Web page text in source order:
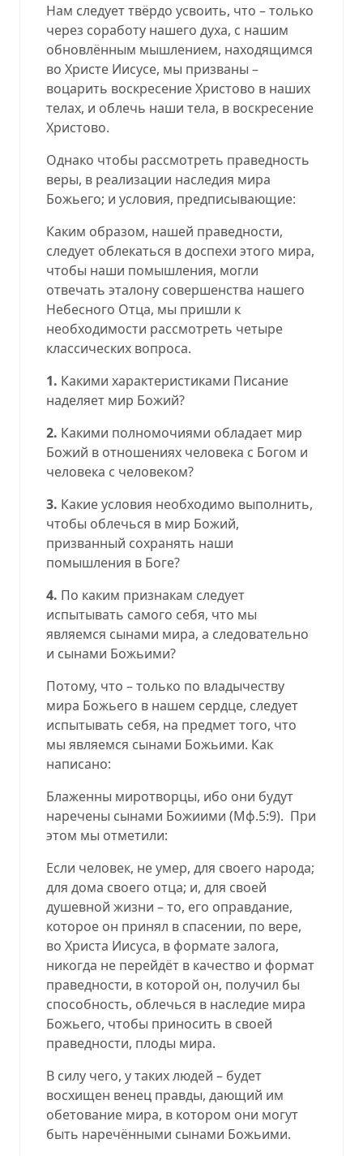
Нам следует твёрдо усвоить, что – только
через соработу нашего духа, с нашим
обновлённым мышлением, находящимся
во Христе Иисусе, мы призваны –
воцарить воскресение Христово в наших
телах, и облечь наши тела, в воскресение
Христово.
Однако чтобы рассмотреть праведность
веры, в реализации наследия мира
Божьего; и условия, предписывающие:
Каким образом, нашей праведности,
следует облекаться в доспехи этого мира,
чтобы наши помышления, могли
отвечать эталону совершенства нашего
Небесного Отца, мы пришли к
необходимости рассмотреть четыре
классических вопроса.
1. Какими характеристиками Писание
наделяет мир Божий?
2. Какими полномочиями обладает мир
Божий в отношениях человека с Богом и
человека с человеком?
3. Какие условия необходимо выполнить,
чтобы облечься в мир Божий,
призванный сохранять наши
помышления в Боге?
4. По каким признакам следует
испытывать самого себя, что мы
являемся сынами мира, а следовательно
и сынами Божьими?
Потому, что – только по владычеству
мира Божьего в нашем сердце, следует
испытывать себя, на предмет того, что
мы являемся сынами Божьими. Как
написано:
Блаженны миротворцы, ибо они будут
наречены сынами Божиими (Мф.5:9). При
этом мы отметили:
Если человек, не умер, для своего народа;
для дома своего отца; и, для своей
душевной жизни – то, его оправдание,
которое он принял в спасении, по вере,
во Христа Иисуса, в формате залога,
никогда не перейдёт в качество и формат
праведности, в которой он, получил бы
способность, облечься в наследие мира
Божьего, чтобы приносить в своей
праведности, плоды мира.
В силу чего, у таких людей – будет
восхищен венец правды, дающий им
обетование мира, в котором они могут
быть наречёнными сынами Божьими.